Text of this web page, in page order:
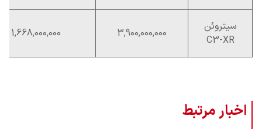
سیتروئن
C3-XR
3,900,000,000
1,668,000,000
اخبار مرتبط